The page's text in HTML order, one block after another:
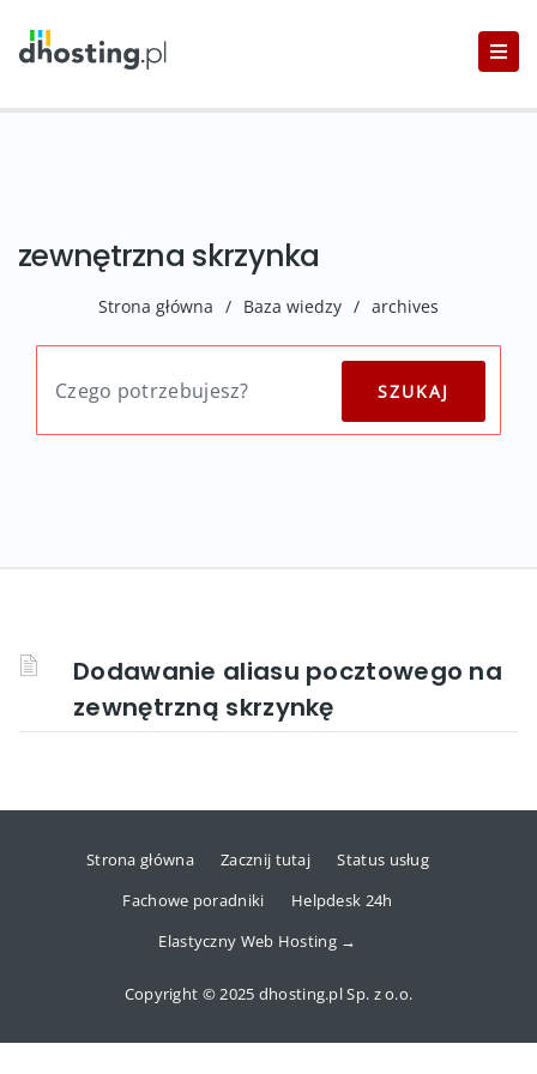
zewnętrzna skrzynka
Strona główna / Baza wiedzy / archives
Dodawanie aliasu pocztowego na
zewnętrzną skrzynkę
Strona główna Zacznij tutaj
Status usług
Fachowe poradniki
Helpdesk 24h
Elastyczny Web Hosting →
Copyright © 2025 dhosting.pl Sp. z o.o.